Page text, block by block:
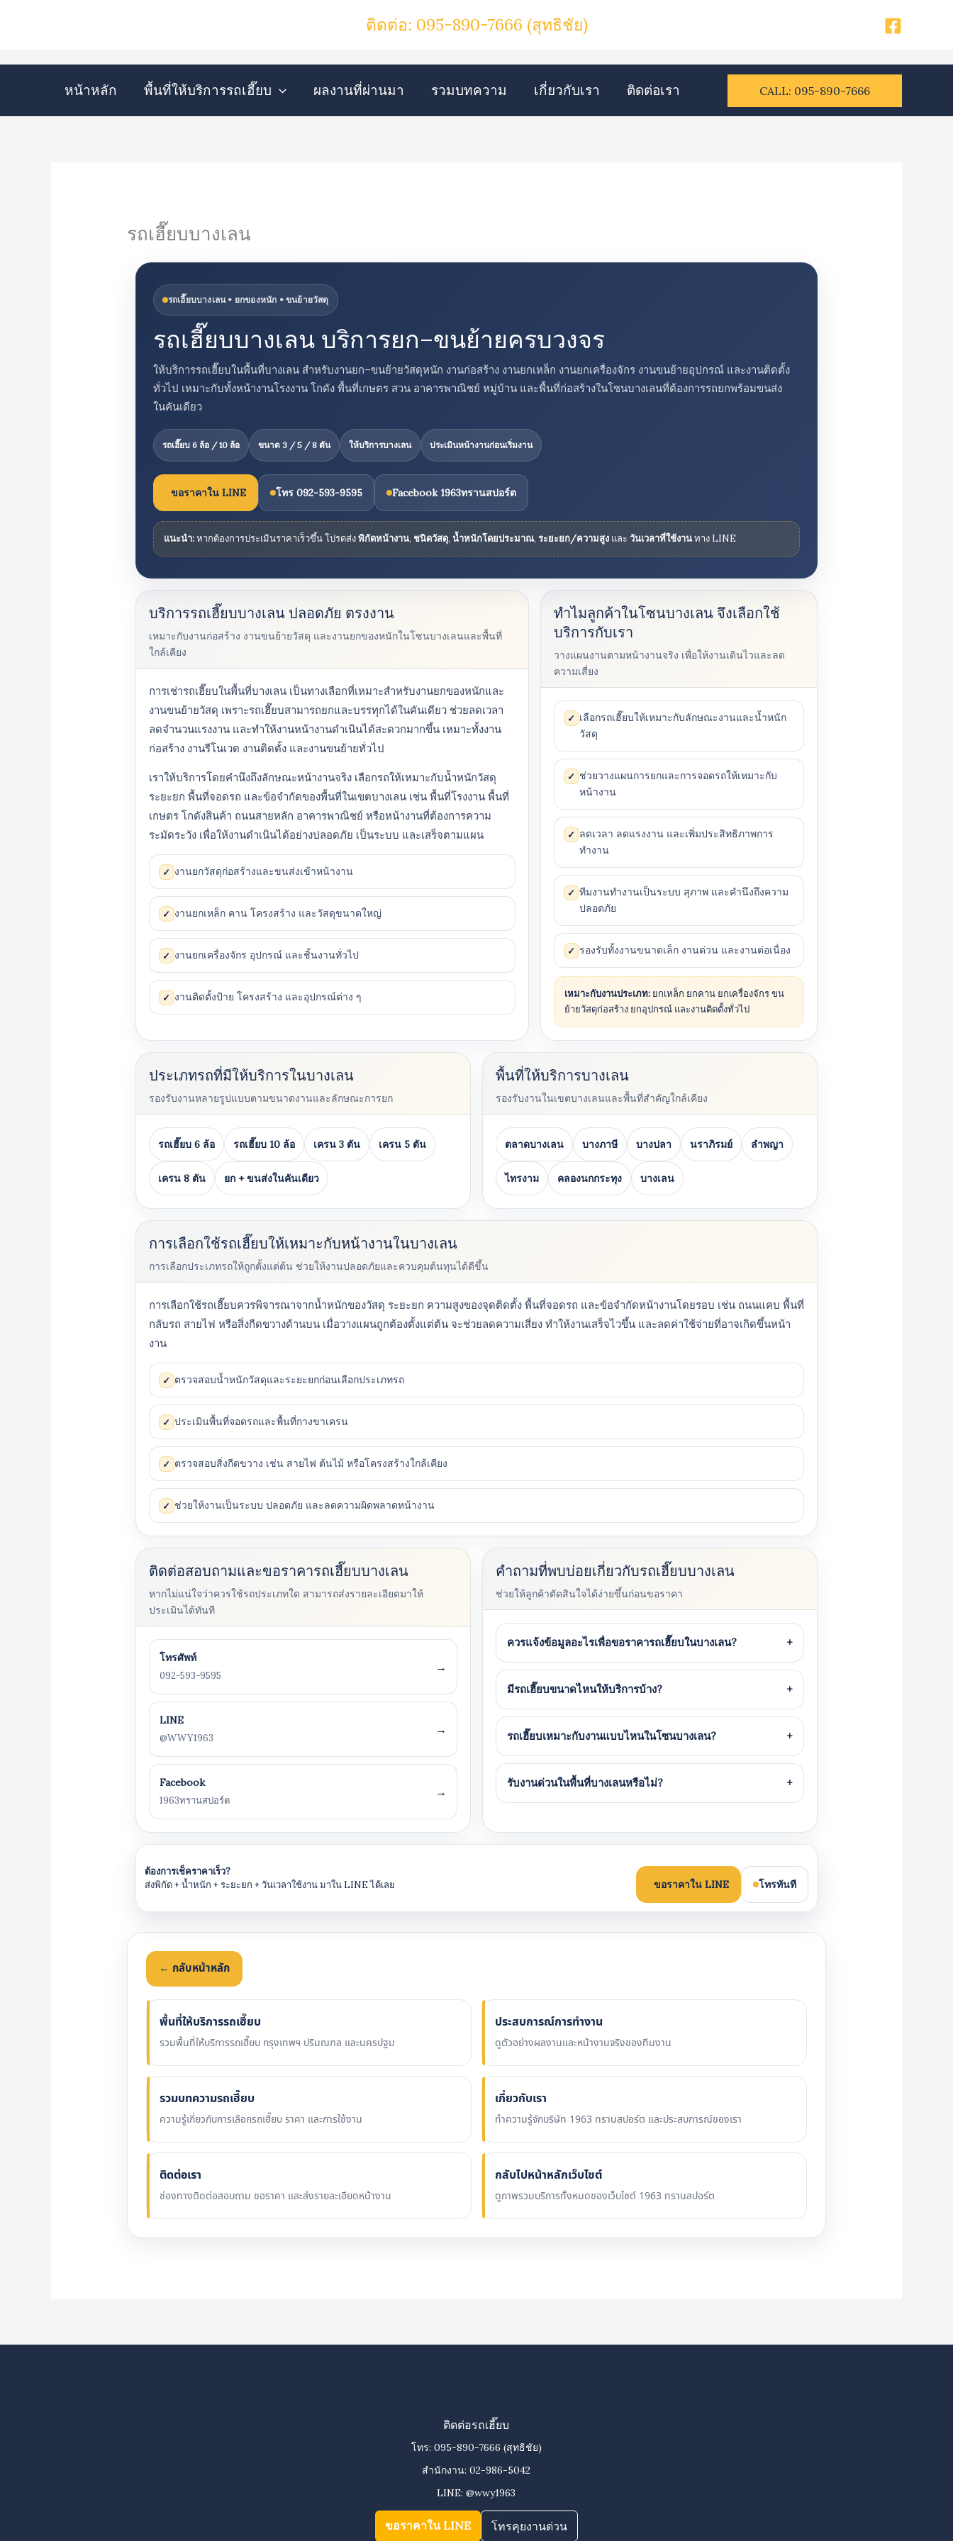
ติดต่อ: 095-890-7666 (สุทธิชัย)
หน้าหลัก พื้นที่ให้บริการรถเฮี๊ยบ ผลงานที่ผ่านมา รวมบทความ เกี่ยวกับเรา ติดต่อเรา​ CALL: 095-890-7666
รถเฮี๊ยบบางเลน
รถเฮี๊ยบบางเลน • ยกของหนัก • ขนย้ายวัสดุ
รถเฮี๊ยบบางเลน บริการยก–ขนย้ายครบวงจร
ให้บริการรถเฮี๊ยบในพื้นที่บางเลน สำหรับงานยก–ขนย้ายวัสดุหนัก งานก่อสร้าง งานยกเหล็ก งานยกเครื่องจักร งานขนย้ายอุปกรณ์ และงานติดตั้ง
ทั่วไป เหมาะกับทั้งหน้างานโรงงาน โกดัง พื้นที่เกษตร สวน อาคารพาณิชย์ หมู่บ้าน และพื้นที่ก่อสร้างในโซนบางเลนที่ต้องการรถยกพร้อมขนส่ง
ในคันเดียว
รถเฮี๊ยบ 6 ล้อ / 10 ล้อ ขนาด 3 / 5 / 8 ตัน ให้บริการบางเลน ประเมินหน้างานก่อนเริ่มงาน
ขอราคาใน LINE โทร 092-593-9595 Facebook 1963ทรานสปอร์ต
แนะนำ:หากต้องการประเมินราคาเร็วขึ้น โปรดส่งพิกัดหน้างาน, ชนิดวัสดุ, น้ำหนักโดยประมาณ, ระยะยก/ความสูงและ วันเวลาที่ใช้งานทาง LINE
บริการรถเฮี๊ยบบางเลน ปลอดภัย ตรงงาน
เหมาะกับงานก่อสร้าง งานขนย้ายวัสดุ และงานยกของหนักในโซนบางเลนและพื้นที่
ใกล้เคียง
การเช่ารถเฮี๊ยบในพื้นที่บางเลน เป็นทางเลือกที่เหมาะสำหรับงานยกของหนักและ
งานขนย้ายวัสดุ เพราะรถเฮี๊ยบสามารถยกและบรรทุกได้ในคันเดียว ช่วยลดเวลา
ลดจำนวนแรงงาน และทำให้งานหน้างานดำเนินได้สะดวกมากขึ้น เหมาะทั้งงาน
ก่อสร้าง งานรีโนเวต งานติดตั้ง และงานขนย้ายทั่วไป
เราให้บริการโดยคำนึงถึงลักษณะหน้างานจริง เลือกรถให้เหมาะกับน้ำหนักวัสดุ
ระยะยก พื้นที่จอดรถ และข้อจำกัดของพื้นที่ในเขตบางเลน เช่น พื้นที่โรงงาน พื้นที่
เกษตร โกดังสินค้า ถนนสายหลัก อาคารพาณิชย์ หรือหน้างานที่ต้องการความ
ระมัดระวัง เพื่อให้งานดำเนินได้อย่างปลอดภัย เป็นระบบ และเสร็จตามแผน
✓ งานยกวัสดุก่อสร้างและขนส่งเข้าหน้างาน
✓ งานยกเหล็ก คาน โครงสร้าง และวัสดุขนาดใหญ่
✓ งานยกเครื่องจักร อุปกรณ์ และชิ้นงานทั่วไป
✓ งานติดตั้งป้าย โครงสร้าง และอุปกรณ์ต่าง ๆ
ทำไมลูกค้าในโซนบางเลน จึงเลือกใช้
บริการกับเรา
วางแผนงานตามหน้างานจริง เพื่อให้งานเดินไวและลด
ความเสี่ยง
✓ เลือกรถเฮี๊ยบให้เหมาะกับลักษณะงานและน้ำหนัก
วัสดุ
✓ ช่วยวางแผนการยกและการจอดรถให้เหมาะกับ
หน้างาน
✓ ลดเวลา ลดแรงงาน และเพิ่มประสิทธิภาพการ
ทำงาน
✓ ทีมงานทำงานเป็นระบบ สุภาพ และคำนึงถึงความ
ปลอดภัย
✓ รองรับทั้งงานขนาดเล็ก งานด่วน และงานต่อเนื่อง
เหมาะกับงานประเภท:ยกเหล็ก ยกคาน ยกเครื่องจักร ขน
ย้ายวัสดุก่อสร้าง ยกอุปกรณ์ และงานติดตั้งทั่วไป
ประเภทรถที่มีให้บริการในบางเลน
รองรับงานหลายรูปแบบตามขนาดงานและลักษณะการยก
รถเฮี๊ยบ 6 ล้อ รถเฮี๊ยบ 10 ล้อ เครน 3 ตัน เครน 5 ตัน
เครน 8 ตัน ยก + ขนส่งในคันเดียว
พื้นที่ให้บริการบางเลน
รองรับงานในเขตบางเลนและพื้นที่สำคัญใกล้เคียง
ตลาดบางเลน บางภาษี บางปลา นราภิรมย์ ลำพญา
ไทรงาม คลองนกกระทุง บางเลน
การเลือกใช้รถเฮี๊ยบให้เหมาะกับหน้างานในบางเลน
การเลือกประเภทรถให้ถูกตั้งแต่ต้น ช่วยให้งานปลอดภัยและควบคุมต้นทุนได้ดีขึ้น
การเลือกใช้รถเฮี๊ยบควรพิจารณาจากน้ำหนักของวัสดุ ระยะยก ความสูงของจุดติดตั้ง พื้นที่จอดรถ และข้อจำกัดหน้างานโดยรอบ เช่น ถนนแคบ พื้นที่
กลับรถ สายไฟ หรือสิ่งกีดขวางด้านบน เมื่อวางแผนถูกต้องตั้งแต่ต้น จะช่วยลดความเสี่ยง ทำให้งานเสร็จไวขึ้น และลดค่าใช้จ่ายที่อาจเกิดขึ้นหน้า
งาน
✓ ตรวจสอบน้ำหนักวัสดุและระยะยกก่อนเลือกประเภทรถ
✓ ประเมินพื้นที่จอดรถและพื้นที่กางขาเครน
✓ ตรวจสอบสิ่งกีดขวาง เช่น สายไฟ ต้นไม้ หรือโครงสร้างใกล้เคียง
✓ ช่วยให้งานเป็นระบบ ปลอดภัย และลดความผิดพลาดหน้างาน
ติดต่อสอบถามและขอราคารถเฮี๊ยบบางเลน
หากไม่แน่ใจว่าควรใช้รถประเภทใด สามารถส่งรายละเอียดมาให้
ประเมินได้ทันที
โทรศัพท์
092-593-9595
→
LINE
@WWY1963
→
Facebook
1963ทรานสปอร์ต
→
คำถามที่พบบ่อยเกี่ยวกับรถเฮี๊ยบบางเลน
ช่วยให้ลูกค้าตัดสินใจได้ง่ายขึ้นก่อนขอราคา
ควรแจ้งข้อมูลอะไรเพื่อขอราคารถเฮี๊ยบในบางเลน? +
มีรถเฮี๊ยบขนาดไหนให้บริการบ้าง? +
รถเฮี๊ยบเหมาะกับงานแบบไหนในโซนบางเลน? +
รับงานด่วนในพื้นที่บางเลนหรือไม่? +
ต้องการเช็คราคาเร็ว?
ส่งพิกัด + น้ำหนัก + ระยะยก + วันเวลาใช้งาน มาใน LINE ได้เลย
ขอราคาใน LINE โทรทันที
← กลับหน้าหลัก
พื้นที่ให้บริการรถเฮี๊ยบ
รวมพื้นที่ให้บริการรถเฮี๊ยบ กรุงเทพฯ ปริมณฑล และนครปฐม
ประสบการณ์การทำงาน
ดูตัวอย่างผลงานและหน้างานจริงของทีมงาน
รวมบทความรถเฮี๊ยบ
ความรู้เกี่ยวกับการเลือกรถเฮี๊ยบ ราคา และการใช้งาน
เกี่ยวกับเรา
ทำความรู้จักบริษัท 1963 ทรานสปอร์ต และประสบการณ์ของเรา
ติดต่อเรา
ช่องทางติดต่อสอบถาม ขอราคา และส่งรายละเอียดหน้างาน
กลับไปหน้าหลักเว็บไซต์
ดูภาพรวมบริการทั้งหมดของเว็บไซต์ 1963 ทรานสปอร์ต
ติดต่อรถเฮี๊ยบ
โทร: 095-890-7666 (สุทธิชัย)
สำนักงาน:02-986-5042
LINE:@wwy1963
ขอราคาใน LINE โทรคุยงานด่วน